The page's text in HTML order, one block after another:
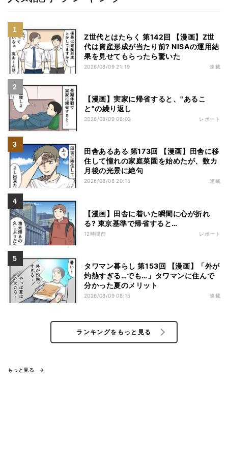
Z世代とはたらく 第142回 【漫画】Z世
代は資産形成が当たり前? NISAの運用結
果を見せてもらったら驚いた
2026/08/09 21:19 連載
【漫画】実家に帰省すると、"あるこ
と"の繰り返し
2026/08/09 08:03 レポート
田舎あるある 第173回 【漫画】田舎に移
住して憧れの家庭菜園を始めたが、数カ
月後の光景に絶句
2026/08/08 20:15 連載
【漫画】田舎に着いた瞬間に心が折れ
る? 東京基準で帰省すると…
12時間前 レポート
タワマン暮らし 第153回 【漫画】「外が
灼熱すぎる…でも…」タワマンに住んで
分かった夏のメリット
2026/08/09 08:15 連載
ランキングをもっと見る
もっと見る